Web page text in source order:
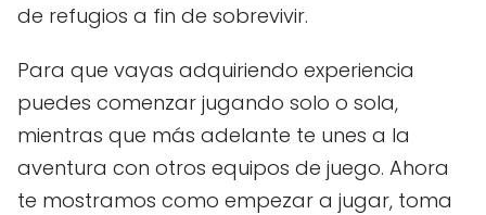
de refugios a fin de sobrevivir.
Para que vayas adquiriendo experiencia
puedes comenzar jugando solo o sola,
mientras que más adelante te unes a la
aventura con otros equipos de juego. Ahora
te mostramos como empezar a jugar, toma